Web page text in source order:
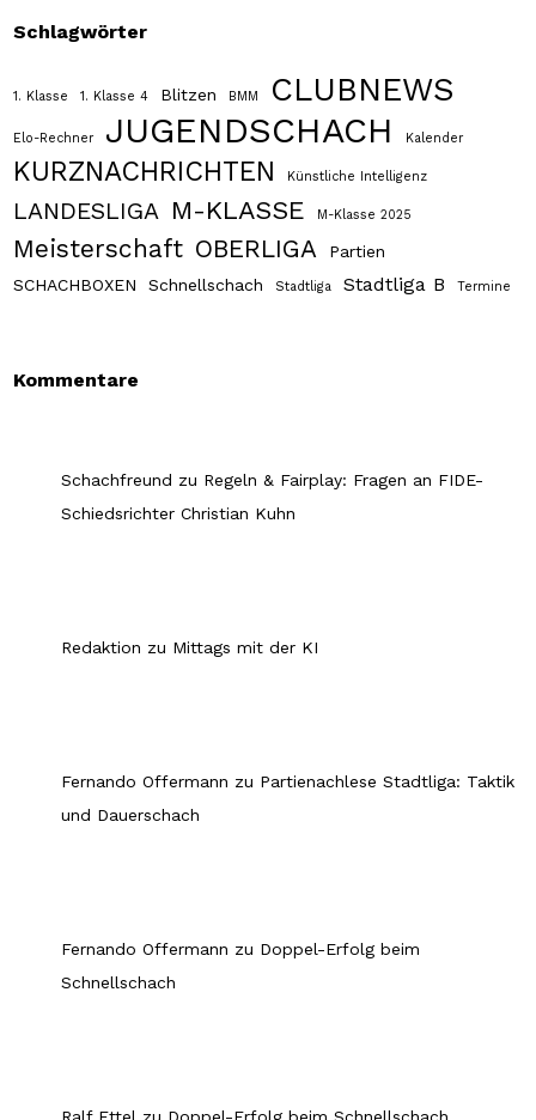
Schlagwörter
1. Klasse 1. Klasse 4 Blitzen BMM CLUBNEWS
Elo-Rechner JUGENDSCHACH Kalender
KURZNACHRICHTEN Künstliche Intelligenz
LANDESLIGA M-KLASSE M-Klasse 2025
Meisterschaft OBERLIGA
Partien
SCHACHBOXEN
Schnellschach Stadtliga Stadtliga B Termine
Kommentare
Schachfreund zu Regeln & Fairplay: Fragen an FIDE-
Schiedsrichter Christian Kuhn
Redaktion zu Mittags mit der KI
Fernando Offermann zu Partienachlese Stadtliga: Taktik
und Dauerschach
Fernando Offermann zu Doppel-Erfolg beim
Schnellschach
Ralf Ettel zu Doppel-Erfolg beim Schnellschach